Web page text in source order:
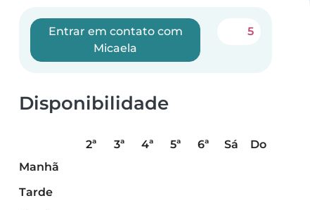
Entrar em contato com
Micaela
5
Disponibilidade
2ª 3ª 4ª 5ª 6ª Sá
Do
Manhã
Tarde